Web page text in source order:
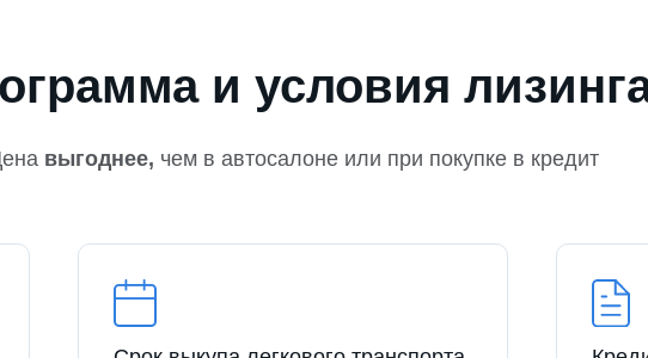
и условия
выгоднее, чем в автосалоне или при покупке в кредит